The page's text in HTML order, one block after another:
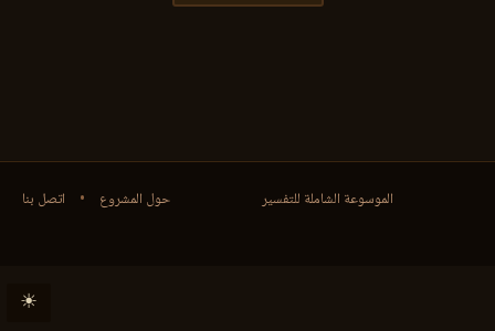
حول المشروع • اتصل بنا الموسوعة الشاملة للتفسير
☀